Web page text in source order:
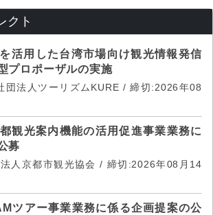
クト
活用した台湾市場向け観光情報発信
プロポーザルの実施
団法人ツーリズムKURE / 締切:2026年08
観光案内機能の活用促進事業業務に
募
人京都市観光協会 / 締切:2026年08月14
ツアー事業業務に係る企画提案の公